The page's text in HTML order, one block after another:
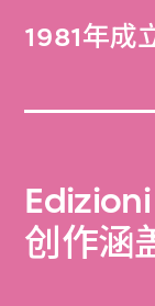
1981年成
创作涵